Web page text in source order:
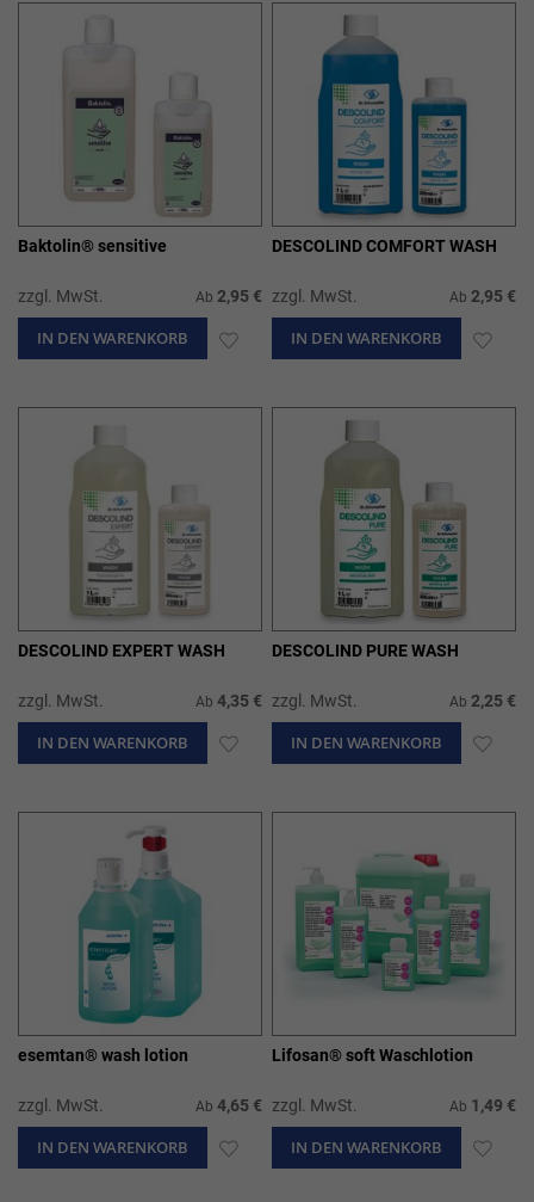
HINZUFÜGEN
Baktolin® sensitive
zzgl. MwSt. Ab 2,95 €
IN DEN WARENKORB ZUR
HINZUFÜGEN
DESCOLIND COMFORT WASH
zzgl. MwSt. Ab 2,95 €
IN DEN WARENKORB ZUR
DESCOLIND EXPERT WASH
zzgl. MwSt. Ab 4,35 €
IN DEN WARENKORB ZUR
DESCOLIND PURE WASH
zzgl. MwSt. Ab 2,25 €
IN DEN WARENKORB ZUR
esemtan® wash lotion
zzgl. MwSt. Ab 4,65 €
IN DEN WARENKORB ZUR
Lifosan® soft Waschlotion
zzgl. MwSt. Ab 1,49 €
IN DEN WARENKORB ZUR